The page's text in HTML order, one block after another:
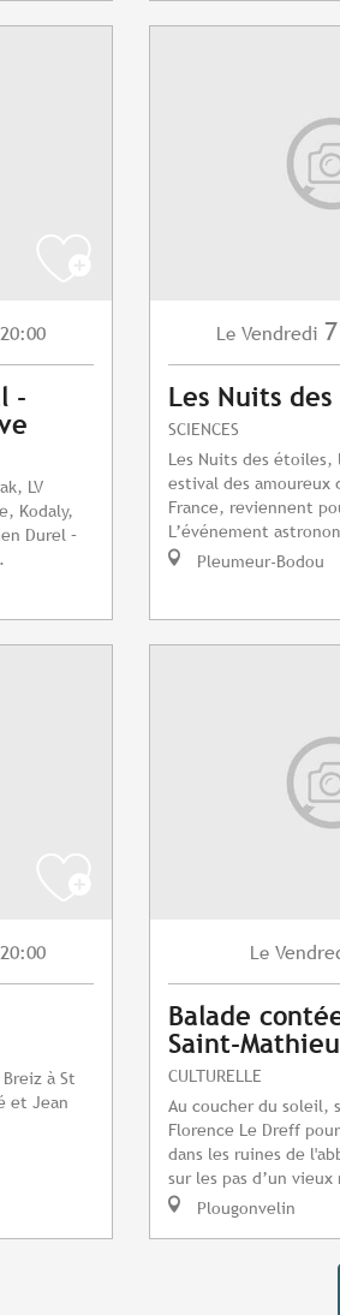
-
LV
Kodaly,
Durel –
Le Vendredi 7
Les Nuits
SCIENCES
Les Nuits des
estival des amoureux
France, reviennent
L’événement
Pleumeur-Bodou
à St
et Jean
Le
Balade
Saint-Mathieu
CULTURELLE
Au coucher du soleil,
Florence Le Dreff
dans les ruines de
sur les pas d’un
Plougonvelin